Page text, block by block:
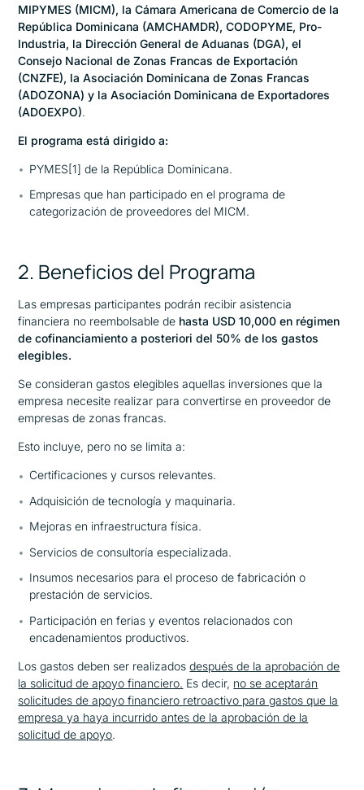
MIPYMES (MICM), la Cámara Americana de Comercio de la
República Dominicana (AMCHAMDR), CODOPYME, Pro-
Industria, la Dirección General de Aduanas (DGA), el
Consejo Nacional de Zonas Francas de Exportación
(CNZFE), la Asociación Dominicana de Zonas Francas
(ADOZONA) y la Asociación Dominicana de Exportadores
(ADOEXPO).
El programa está dirigido a:
PYMES[1] de la República Dominicana.
Empresas que han participado en el programa de
categorización de proveedores del MICM.
2. Beneficios del Programa
Las empresas participantes podrán recibir asistencia
financiera no reembolsable de hasta USD 10,000 en régimen
de cofinanciamiento a posteriori del 50% de los gastos
elegibles.
Se consideran gastos elegibles aquellas inversiones que la
empresa necesite realizar para convertirse en proveedor de
empresas de zonas francas.
Esto incluye, pero no se limita a:
Certificaciones y cursos relevantes.
Adquisición de tecnología y maquinaria.
Mejoras en infraestructura física.
Servicios de consultoría especializada.
Insumos necesarios para el proceso de fabricación o
prestación de servicios.
Participación en ferias y eventos relacionados con
encadenamientos productivos.
Los gastos deben ser realizadosdespués de la aprobación de
la solicitud de apoyo financiero. Es decir, no se aceptarán
solicitudes de apoyo financiero retroactivo para gastos que la
empresa ya haya incurrido antes de la aprobación de la
solicitud de apoyo.